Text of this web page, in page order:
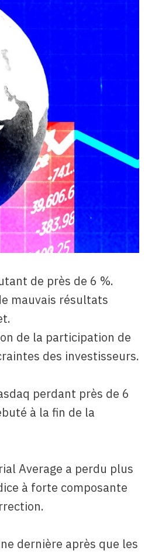
de près de 6 %.
mauvais résultats
de la participation de
des investisseurs.
perdant près de 6
à la fin de la
Average a perdu plus
à forte composante
dernière après que les